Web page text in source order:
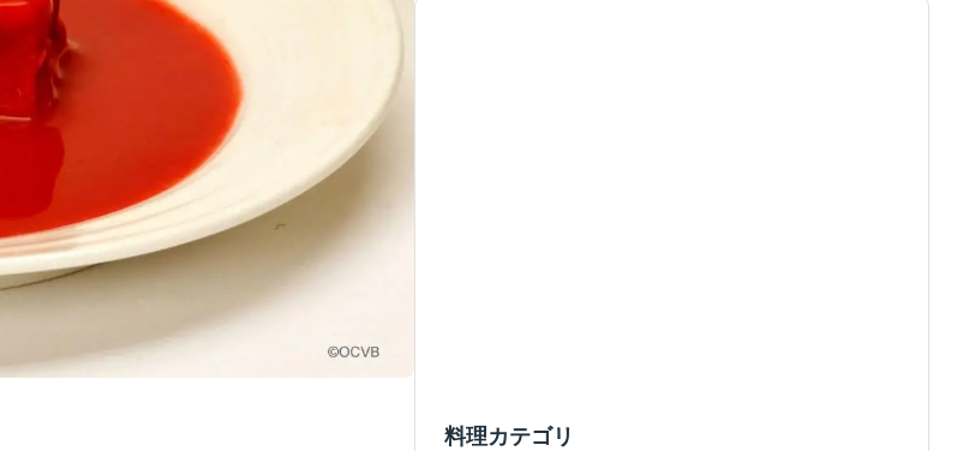
料理カテゴリ